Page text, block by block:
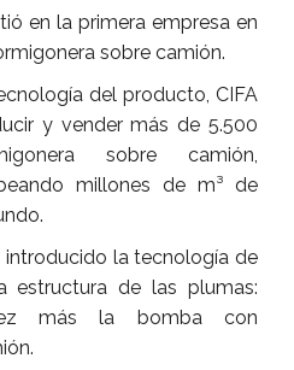
en la primera empresa en
sobre camión.
del producto, CIFA
y vender más de 5.500
sobre camión,
millones de m³ de
introducido la tecnología de
estructura de las plumas:
más la bomba con